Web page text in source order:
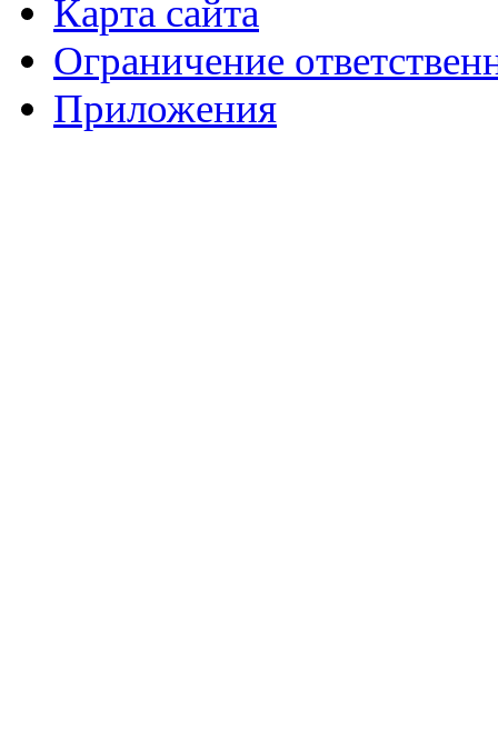
Карта сайта
Ограничение
Приложения